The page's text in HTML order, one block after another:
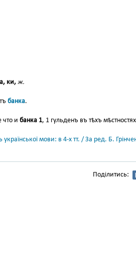
ки, ж.
банка.
что и банка 1, 1 гульденъ въ тѣхъ
української мови: в 4-х тт. / За ред. Б.
Поділитись: